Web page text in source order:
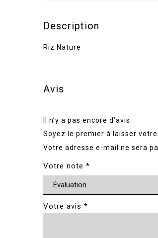
Description
Riz Nature
Avis
Il n’y a pas encore d’avis.
Soyez le premier à laisser votre
Votre adresse e-mail ne sera
Votre note *
Votre avis *